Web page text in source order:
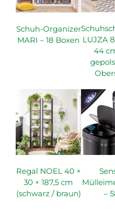
Schuh-Organizer
MARI – 18 Boxen LUJZA
44
Regal NOEL 40 ×
30 × 187,5 cm
(schwarz / braun)
–